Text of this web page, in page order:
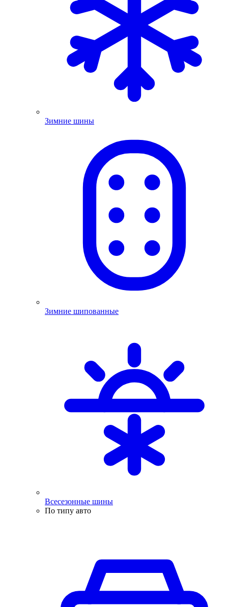
Зимние шины
Зимние шипованные
Всесезонные шины
По типу авто